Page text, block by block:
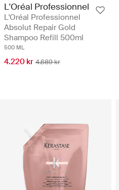
L'Oréal Professionnel
L'Oréal Professionnel
Absolut Repair Gold
Shampoo Refill 500ml
500 ML
4.220 kr 4.689 kr